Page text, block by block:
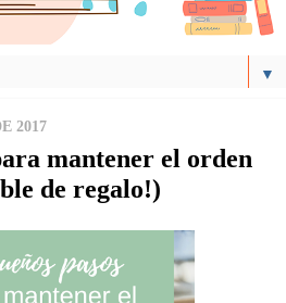
▼
2017
mantener el orden
de regalo!)